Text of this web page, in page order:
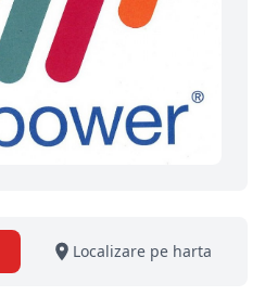
Localizare pe harta